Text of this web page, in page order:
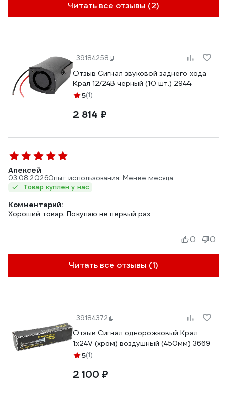
Читать все отзывы (2)
39184258
Отзыв Сигнал звуковой заднего хода
Крал 12/24В чёрный (10 шт.) 2944
5(1)
2 814 ₽
Алексей
03.08.2026Опыт использования: Менее месяца
Товар куплен у нас
Комментарий:
Хороший товар. Покупаю не первый раз
Читать все отзывы (1)
0 0
39184372
Отзыв Сигнал однорожковый Крал
1x24V (хром) воздушный (450мм) 3669
5(1)
2 100 ₽